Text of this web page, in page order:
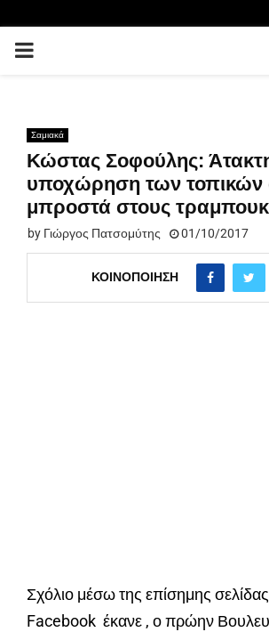
PRIMARY
Σαμιακά
Κώστας Σοφούλης:
υποχώρηση των
μπροστά στους
by Γιώργος Πατσομύτης 01/10/2017
ΚΟΙΝΟΠΟΊΗΣΗ
Σχόλιο μέσω της επίσημης
Facebook έκανε , ο πρώην